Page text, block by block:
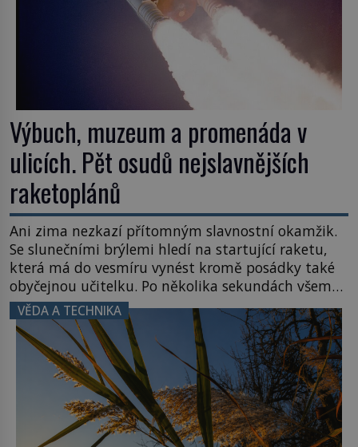
Výbuch, muzeum a promenáda v
ulicích. Pět osudů nejslavnějších
raketoplánů
Ani zima nezkazí přítomným slavnostní okamžik.
Se slunečními brýlemi hledí na startující raketu,
která má do vesmíru vynést kromě posádky také
obyčejnou učitelku. Po několika sekundách všem
ztuhnou úsměvy, stroj totiž exploduje. Jejich
konstrukce není z levného kraje, daňové
poplatníky stojí miliardy dolarů. Na druhou stranu
zvládnou jen představitelné věci. Na malé kousky
Název: Columbia První […]
VĚDA A TECHNIKA